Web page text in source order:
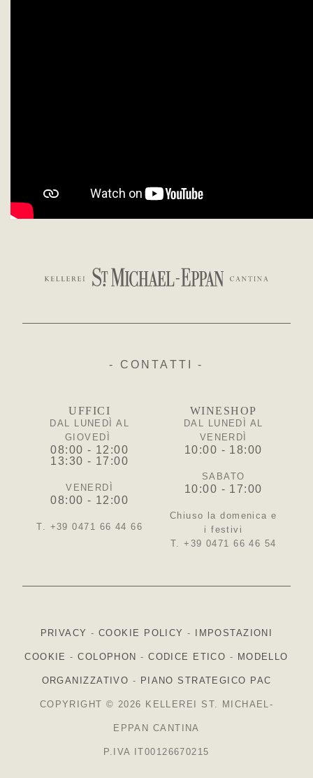
UFFICI
DAL LUNEDÌ AL
GIOVEDÌ
08:00 - 12:00
13:30 - 17:00
VENERDÌ
08:00 - 12:00
T. +39 0471 66 44 66
- CONTATTI -
WINESHOP
DAL LUNEDÌ AL
VENERDÌ
10:00 - 18:00
SABATO
10:00 - 17:00
Chiuso la domenica e
i festivi
T. +39 0471 66 46 54
PRIVACY -COOKIE POLICY - IMPOSTAZIONI
COOKIE -COLOPHON -CODICE ETICO - MODELLO
ORGANIZZATIVO - PIANO STRATEGICO PAC
COPYRIGHT © 2026 KELLEREI ST. MICHAEL-
EPPAN CANTINA
P.IVA IT00126670215